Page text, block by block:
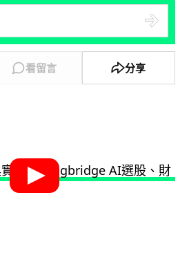
看留言 分享